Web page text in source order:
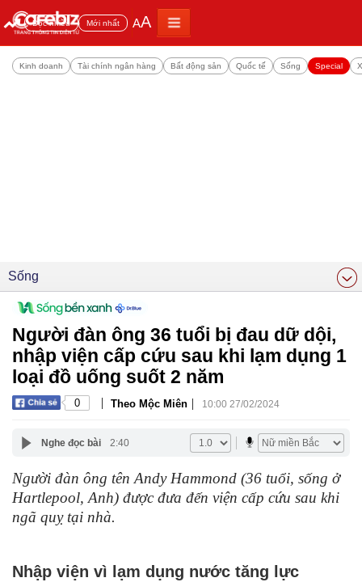
Đọc nhiều Mới nhất AA
Kinh doanh Tài chính ngân hàng Bất động sản Quốc tế Sống Special
Sống
Người đàn ông 36 tuổi bị đau dữ dội,
nhập viện cấp cứu sau khi lạm dụng 1
loại đồ uống suốt 2 năm
0 | Theo Mộc Miên | 10:00 27/02/2024
Nghe đọc bài 2:40
Người đàn ông tên Andy Hammond (36 tuổi, sống ở
Hartlepool, Anh) được đưa đến viện cấp cứu sau khi
ngã quỵ tại nhà.
Nhập viện vì lạm dụng nước tăng lực